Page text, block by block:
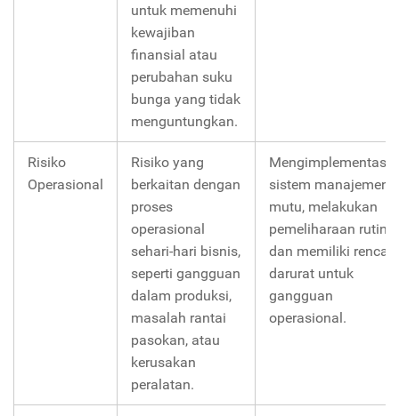
untuk memenuhi
kewajiban
finansial atau
perubahan suku
bunga yang tidak
menguntungkan.
Risiko
Operasional
Risiko yang
berkaitan dengan
proses
operasional
sehari-hari bisnis,
seperti gangguan
dalam produksi,
masalah rantai
pasokan, atau
kerusakan
peralatan.
sistem manajemen
mutu, melakukan
pemeliharaan rutin,
dan memiliki
darurat untuk
gangguan
operasional.